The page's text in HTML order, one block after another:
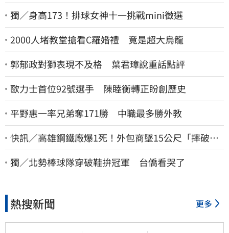
獨／身高173！排球女神十一挑戰mini徵選
2000人堵教堂搶看C羅婚禮 竟是超大烏龍
郭郁政對獅表現不及格 葉君璋說重話點評
歐力士首位92號選手 陳睦衡轉正盼創歷史
平野惠一率兄弟奪171勝 中職最多勝外教
快訊／高雄鋼鐵廠爆1死！外包商墜15公尺「摔破頭
亡」
獨／北勢棒球隊穿破鞋拚冠軍 台僑看哭了
熱搜新聞 更多